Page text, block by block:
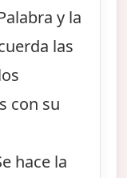
y la
las
con su
hace la